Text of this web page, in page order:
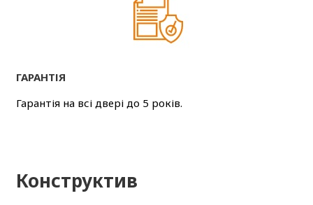
ГАРАНТІЯ
Гарантія на всі двері до 5 років.
Конструктив